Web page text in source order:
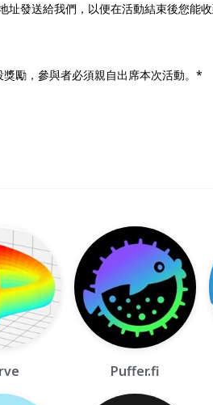
發送給我們，以便在活動結束後您能收
勵，參與者必須親自出席本次活動。*
Puffer.fi